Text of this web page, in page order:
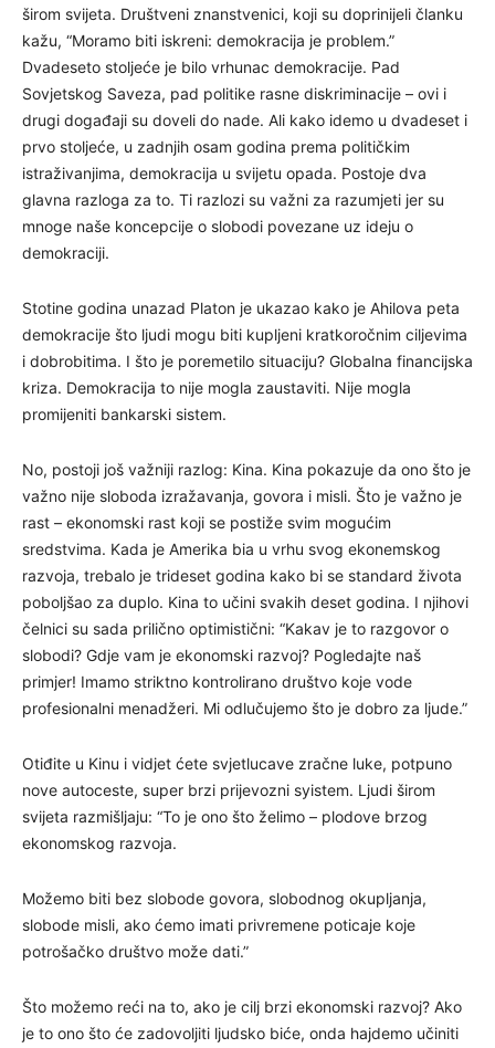
širom svijeta. Društveni znanstvenici, koji su doprinijeli članku
kažu, “Moramo biti iskreni: demokracija je problem.”
Dvadeseto stoljeće je bilo vrhunac demokracije. Pad
Sovjetskog Saveza, pad politike rasne diskriminacije – ovi i
drugi događaji su doveli do nade. Ali kako idemo u dvadeset i
prvo stoljeće, u zadnjih osam godina prema političkim
istraživanjima, demokracija u svijetu opada. Postoje dva
glavna razloga za to. Ti razlozi su važni za razumjeti jer su
mnoge naše koncepcije o slobodi povezane uz ideju o
demokraciji.
Stotine godina unazad Platon je ukazao kako je Ahilova peta
demokracije što ljudi mogu biti kupljeni kratkoročnim ciljevima
i dobrobitima. I što je poremetilo situaciju? Globalna financijska
kriza. Demokracija to nije mogla zaustaviti. Nije mogla
promijeniti bankarski sistem.
No, postoji još važniji razlog: Kina. Kina pokazuje da ono što je
važno nije sloboda izražavanja, govora i misli. Što je važno je
rast – ekonomski rast koji se postiže svim mogućim
sredstvima. Kada je Amerika bia u vrhu svog ekonemskog
razvoja, trebalo je trideset godina kako bi se standard života
poboljšao za duplo. Kina to učini svakih deset godina. I njihovi
čelnici su sada prilično optimistični: “Kakav je to razgovor o
slobodi? Gdje vam je ekonomski razvoj? Pogledajte naš
primjer! Imamo striktno kontrolirano društvo koje vode
profesionalni menadžeri. Mi odlučujemo što je dobro za ljude.”
Otiđite u Kinu i vidjet ćete svjetlucave zračne luke, potpuno
nove autoceste, super brzi prijevozni syistem. Ljudi širom
svijeta razmišljaju: “To je ono što želimo – plodove brzog
ekonomskog razvoja.
Možemo biti bez slobode govora, slobodnog okupljanja,
slobode misli, ako ćemo imati privremene poticaje koje
potrošačko društvo može dati.”
Što možemo reći na to, ako je cilj brzi ekonomski razvoj? Ako
je to ono što će zadovoljiti ljudsko biće, onda hajdemo učiniti